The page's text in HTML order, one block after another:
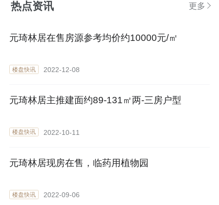
热点资讯 更多
元琦林居在售房源参考均价约10000元/㎡
楼盘快讯 2022-12-08
元琦林居主推建面约89-131㎡两-三房户型
楼盘快讯 2022-10-11
元琦林居现房在售，临药用植物园
楼盘快讯 2022-09-06